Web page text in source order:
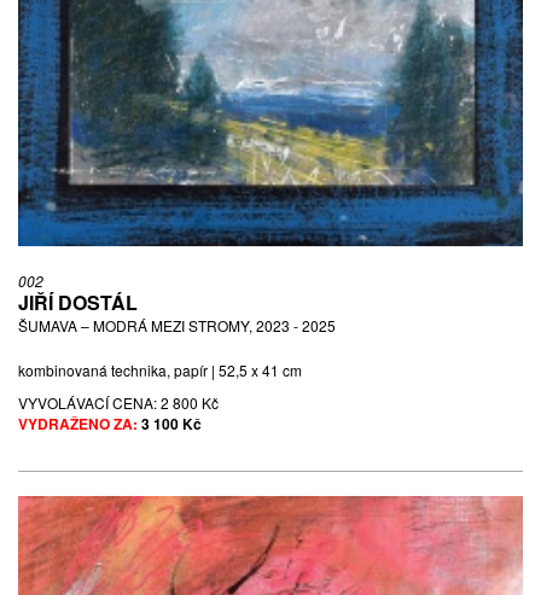
002
JIŘÍ DOSTÁL
ŠUMAVA – MODRÁ MEZI STROMY, 2023 - 2025
kombinovaná technika, papír | 52,5 x 41 cm
VYVOLÁVACÍ CENA:2 800 Kč
VYDRAŽENO ZA: 3 100 Kč